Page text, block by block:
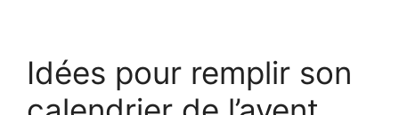
Idées pour remplir son